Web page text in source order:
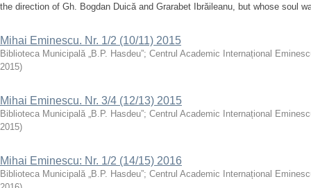
the direction of Gh. Bogdan Duică and Grarabet Ibrăileanu, but whose soul
Mihai Eminescu. Nr. 1/2 (10/11) 2015
Biblioteca Municipală „B.P. Hasdeu”; Centrul Academic Internațional
2015)
Mihai Eminescu. Nr. 3/4 (12/13) 2015
Biblioteca Municipală „B.P. Hasdeu”; Centrul Academic Internațional
2015)
Mihai Eminescu: Nr. 1/2 (14/15) 2016
Biblioteca Municipală „B.P. Hasdeu”; Centrul Academic Internațional